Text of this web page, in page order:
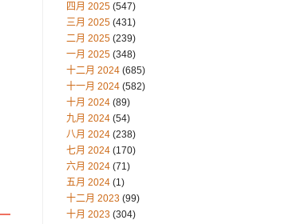
四月 2025 (547)
三月 2025 (431)
二月 2025 (239)
一月 2025 (348)
十二月 2024 (685)
十一月 2024 (582)
十月 2024 (89)
九月 2024 (54)
八月 2024 (238)
七月 2024 (170)
六月 2024 (71)
五月 2024 (1)
十二月 2023 (99)
十月 2023 (304)